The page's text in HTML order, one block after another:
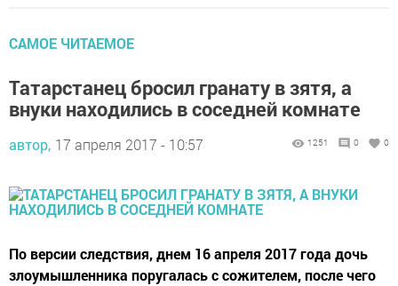
САМОЕ ЧИТАЕМОЕ
Татарстанец бросил гранату в зятя, а
внуки находились в соседней комнате
автор, 17 апреля 2017 - 10:57 1251 0 0
По версии следствия, днем 16 апреля 2017 года дочь
злоумышленника поругалась с сожителем, после чего